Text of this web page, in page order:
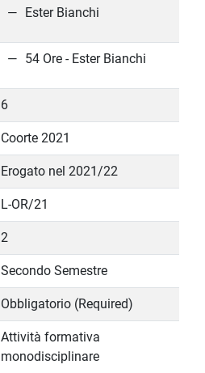
Ester Bianchi
54 Ore - Ester Bianchi
6
Coorte 2021
Erogato nel 2021/22
L-OR/21
2
Secondo Semestre
Obbligatorio (Required)
Attività formativa
monodisciplinare